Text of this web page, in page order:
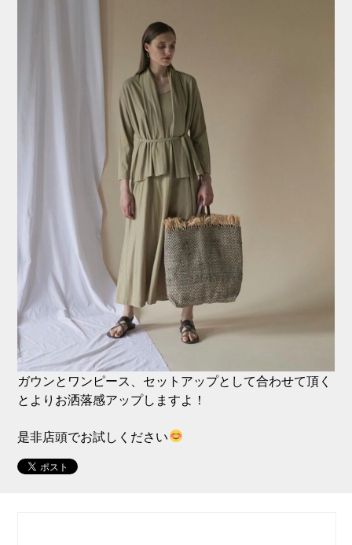
ガウンとワンピース、セットアップとして合わせて頂く
とよりお洒落感アップしますよ！
是非店頭でお試しください